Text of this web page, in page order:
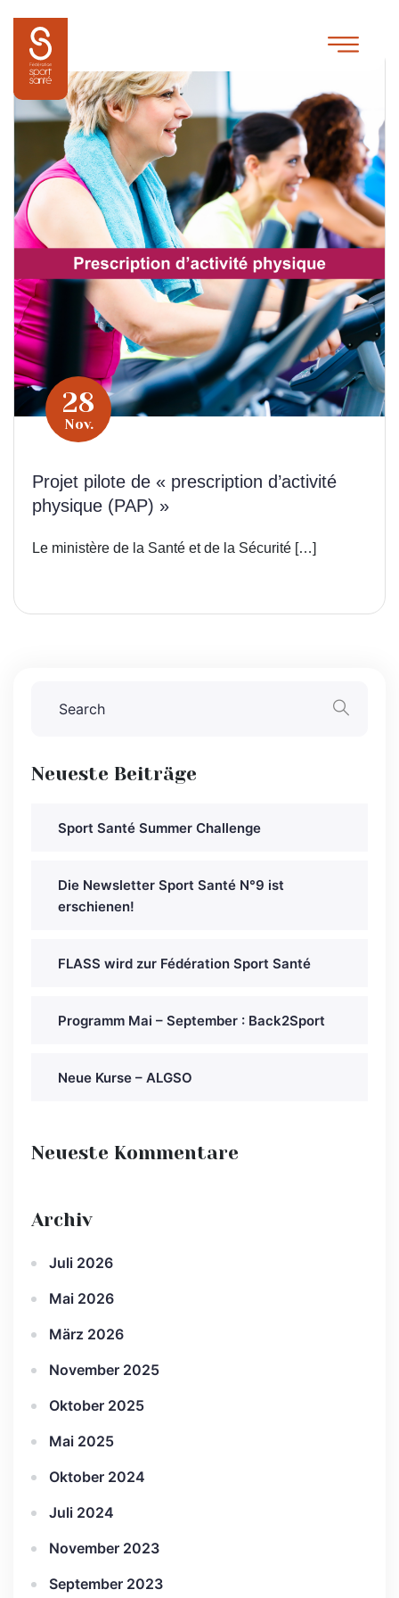
28
Nov.
Projet pilote de « prescription d’activité
physique (PAP) »
Le ministère de la Santé et de la Sécurité […]
Neueste Beiträge
Sport Santé Summer Challenge
Die Newsletter Sport Santé N°9 ist
erschienen!
FLASS wird zur Fédération Sport Santé
Programm Mai – September : Back2Sport
Neue Kurse – ALGSO
Neueste Kommentare
Archiv
Juli 2026
Mai 2026
März 2026
November 2025
Oktober 2025
Mai 2025
Oktober 2024
Juli 2024
November 2023
September 2023